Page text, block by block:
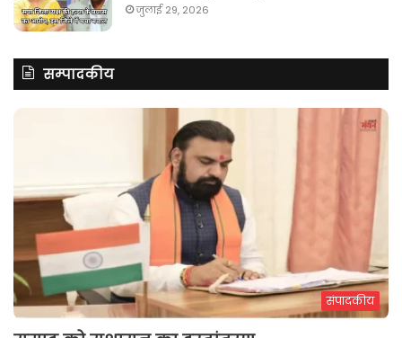
जुलाई 29, 2026
सम्पादकीय
संपादकीय